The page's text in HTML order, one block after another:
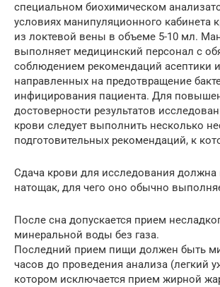
специальном биохимическом
условиях манипуляционного кабинета
из локтевой вены в объеме 5-10 мл.
выполняет медицинский персонал с
соблюдением рекомендаций асептики
направленных на предотвращение
инфицирования пациента. Для
достоверности результатов
крови следует выполнить несколько
подготовительных рекомендаций, к
Сдача крови для исследования должна
натощак, для чего оно обычно
После сна допускается прием
минеральной воды без газа.
Последний прием пищи должен быть
часов до проведения анализа (легкий
котором исключается прием жирной